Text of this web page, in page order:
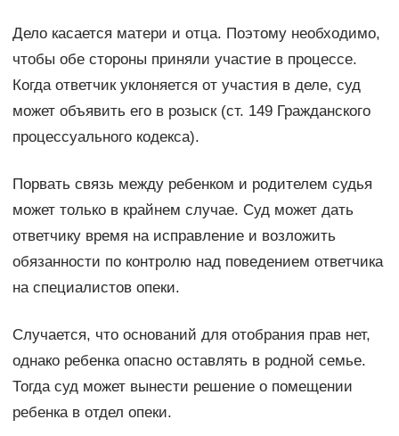
Дело касается матери и отца. Поэтому необходимо,
чтобы обе стороны приняли участие в процессе.
Когда ответчик уклоняется от участия в деле, суд
может объявить его в розыск (ст. 149 Гражданского
процессуального кодекса).
Порвать связь между ребенком и родителем судья
может только в крайнем случае. Суд может дать
ответчику время на исправление и возложить
обязанности по контролю над поведением ответчика
на специалистов опеки.
Случается, что оснований для отобрания прав нет,
однако ребенка опасно оставлять в родной семье.
Тогда суд может вынести решение о помещении
ребенка в отдел опеки.